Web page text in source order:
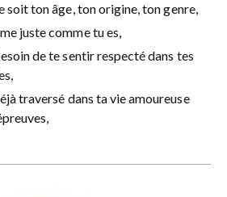
soit ton âge, ton origine, ton genre,
juste comme tu es,
de te sentir respecté dans tes
traversé dans ta vie amoureuse